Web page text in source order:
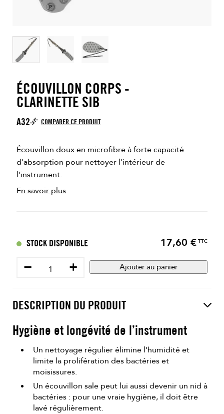
ÉCOUVILLON CORPS -
CLARINETTE SIB
A32 COMPARER CE PRODUIT
Écouvillon doux en microfibre à forte capacité
d'absorption pour nettoyer l'intérieur de
l'instrument.
En savoir plus
STOCK DISPONIBLE Prix
17,60 € TTC
− + Ajouter au panier
DESCRIPTION DU PRODUIT
Hygiène et longévité de l’instrument
Un nettoyage régulier élimine l’humidité et
limite la prolifération des bactéries et
moisissures.
Un écouvillon sale peut lui aussi devenir un nid à
bactéries : pour une vraie hygiène, il doit être
lavé régulièrement.